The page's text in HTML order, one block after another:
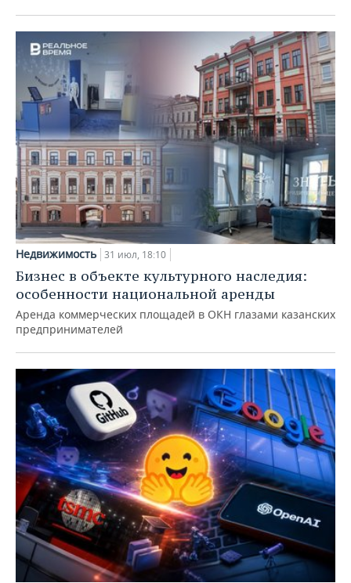
Недвижимость 31 июл, 18:10
Бизнес в объекте культурного наследия:
особенности национальной аренды
Аренда коммерческих площадей в ОКН глазами казанских
предпринимателей